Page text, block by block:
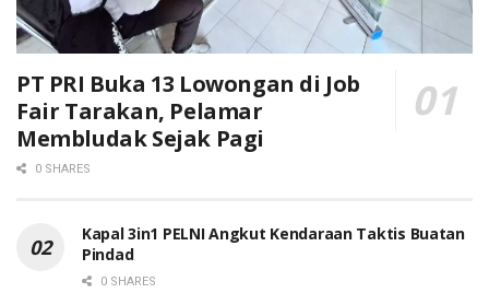
PT PRI Buka 13 Lowongan di Job
Fair Tarakan, Pelamar
Membludak Sejak Pagi
0 SHARES
Kapal 3in1 PELNI Angkut Kendaraan Taktis Buatan
Pindad
0 SHARES